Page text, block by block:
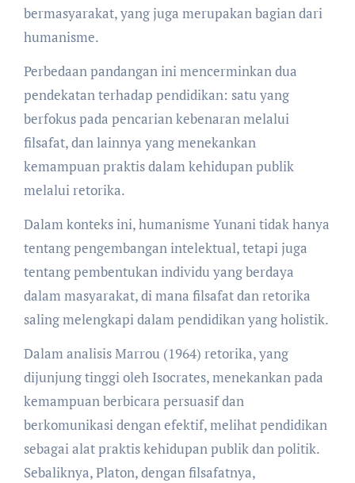
bermasyarakat, yang juga merupakan bagian dari
humanisme.
Perbedaan pandangan ini mencerminkan dua
pendekatan terhadap pendidikan: satu yang
berfokus pada pencarian kebenaran melalui
filsafat, dan lainnya yang menekankan
kemampuan praktis dalam kehidupan publik
melalui retorika.
Dalam konteks ini, humanisme Yunani tidak hanya
tentang pengembangan intelektual, tetapi juga
tentang pembentukan individu yang berdaya
dalam masyarakat, di mana filsafat dan retorika
saling melengkapi dalam pendidikan yang holistik.
Dalam analisis Marrou (1964) retorika, yang
dijunjung tinggi oleh Isocrates, menekankan pada
kemampuan berbicara persuasif dan
berkomunikasi dengan efektif, melihat pendidikan
sebagai alat praktis kehidupan publik dan politik.
Sebaliknya, Platon, dengan filsafatnya,